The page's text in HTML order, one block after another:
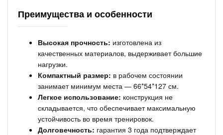
Преимущества и особенности
Высокая прочность: изготовлена из
качественных материалов, выдерживает большие
нагрузки.
Компактный размер: в рабочем состоянии
занимает минимум места — 66*54*127 см.
Легкое использование: конструкция не
складывается, что обеспечивает максимальную
устойчивость во время тренировок.
Долговечность: гарантия 3 года подтверждает